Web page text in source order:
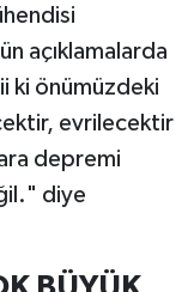
açıklamalarda
ki önümüzdeki
evrilecektir
depremi
diye